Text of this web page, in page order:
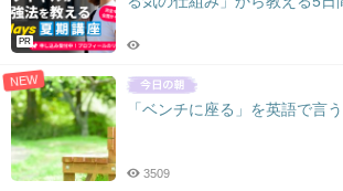
シ
ョPR
NEW
「ベンチに座る」を英語で言
3509